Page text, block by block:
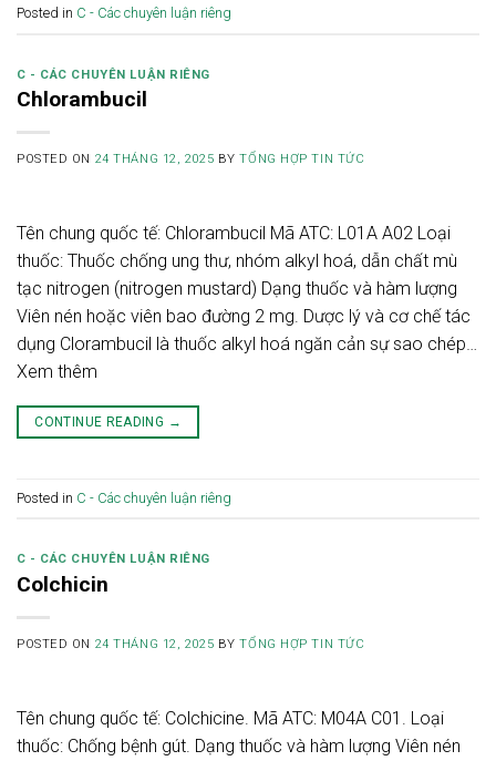
Posted in C - Các chuyên luận riêng
C - CÁC CHUYÊN LUẬN RIÊNG
Chlorambucil
POSTED ON 24 THÁNG 12, 2025 BYTỔNG HỢP TIN TỨC
Tên chung quốc tế: Chlorambucil Mã ATC: L01A A02 Loại
thuốc: Thuốc chống ung thư, nhóm alkyl hoá, dẫn chất mù
tạc nitrogen (nitrogen mustard) Dạng thuốc và hàm lượng
Viên nén hoặc viên bao đường 2 mg. Dược lý và cơ chế tác
dụng Clorambucil là thuốc alkyl hoá ngăn cản sự sao chép…
Xem thêm
CONTINUE READING →
Posted in C - Các chuyên luận riêng
C - CÁC CHUYÊN LUẬN RIÊNG
Colchicin
POSTED ON 24 THÁNG 12, 2025 BYTỔNG HỢP TIN TỨC
Tên chung quốc tế: Colchicine. Mã ATC: M04A C01. Loại
thuốc: Chống bệnh gút. Dạng thuốc và hàm lượng Viên nén